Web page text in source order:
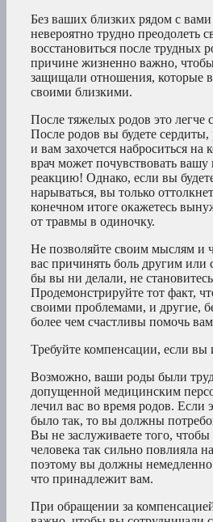
Без ваших близких рядом с вами
невероятно трудно преодолеть
восстановиться после трудных
причине жизненно важно,
защищали отношения, которые
своими близкими.
После тяжелых родов это легче
После родов вы будете сердиты,
и вам захочется наброситься на
врач может почувствовать
реакцию! Однако, если вы
нарываться, вы только
конечном итоге окажетесь
от травмы в одиночку.
Не позволяйте своим мыслям и
вас причинять боль другим
бы вы ни делали, не
Продемонстрируйте тот факт,
своими проблемами, и другие,
более чем счастливы помочь
Требуйте компенсации, если вы
Возможно, ваши роды были
допущенной медицинским
лечил вас во время родов. Если
было так, то вы должны
Вы не заслуживаете того, чтобы
человека так сильно повлияла
поэтому вы должны немедленно
что принадлежит вам.
При обращении за